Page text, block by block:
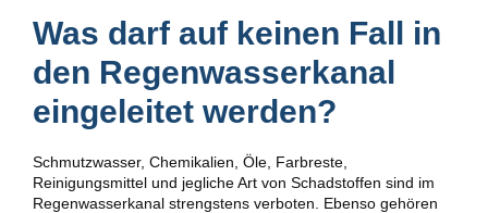
Was darf auf keinen Fall in
den Regenwasserkanal
eingeleitet werden?
Schmutzwasser, Chemikalien, Öle, Farbreste,
Reinigungsmittel und jegliche Art von Schadstoffen sind im
Regenwasserkanal strengstens verboten. Ebenso gehören